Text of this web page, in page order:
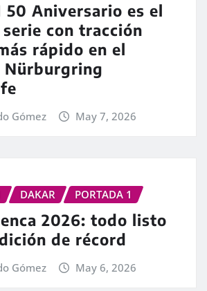
50 Aniversario es el
con tracción
rápido en el
Gómez May 7, 2026
DAKAR PORTADA 1
2026: todo listo
de récord
Gómez May 6, 2026